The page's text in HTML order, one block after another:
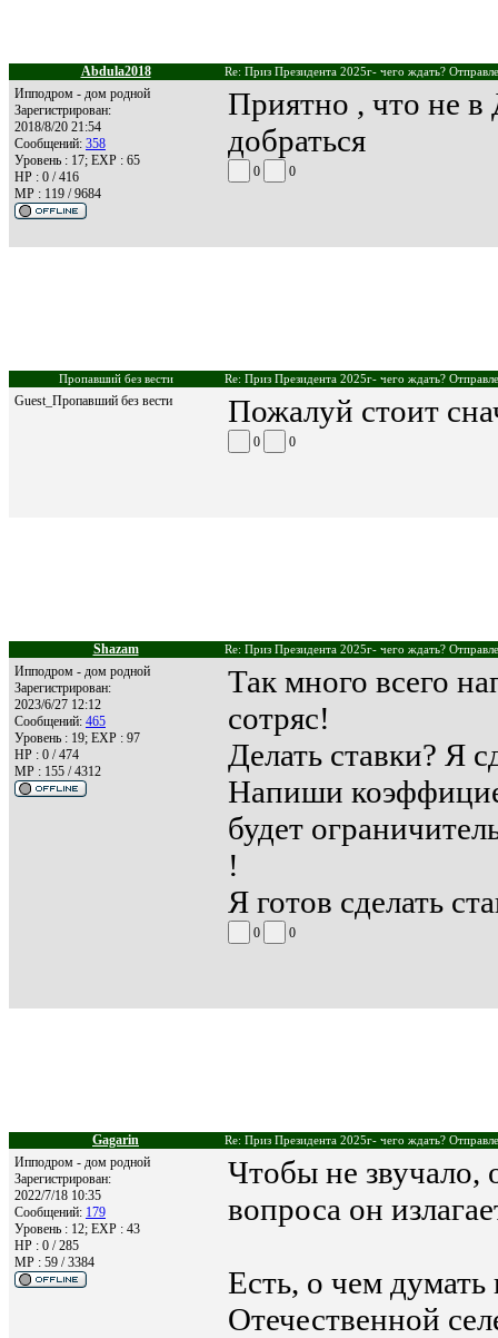
Abdula2018 Re: Приз Президента 2025г- чего ждать?
Ипподром - дом родной
Зарегистрирован:
2018/8/20 21:54
Сообщений: 358
Уровень : 17; EXP : 65
HP : 0 / 416
MP : 119 / 9684
Приятно , что не в
добраться
0 0
Пропавший без вести Re: Приз Президента 2025г- чего ждать?
Guest_Пропавший без вести Пожалуй стоит
0 0
Shazam Re: Приз Президента 2025г- чего ждать?
Ипподром - дом родной
Зарегистрирован:
2023/6/27 12:12
Сообщений: 465
Уровень : 19; EXP : 97
HP : 0 / 474
MP : 155 / 4312
Так много всего
сотряс!
Делать ставки? Я
Напиши
будет
!
Я готов сделать
0 0
Gagarin Re: Приз Президента 2025г- чего ждать?
Ипподром - дом родной
Зарегистрирован:
2022/7/18 10:35
Сообщений: 179
Уровень : 12; EXP : 43
HP : 0 / 285
MP : 59 / 3384
Чтобы не звучало,
вопроса он
Есть, о чем думать
Отечественной